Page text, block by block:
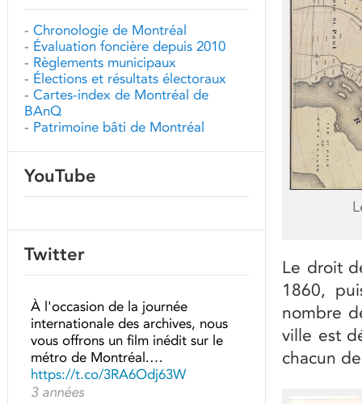
Le droit
1860,
nombre
ville est
chacun
- Chronologie de Montréal
- Évaluation foncière depuis 2010
- Règlements municipaux
- Élections et résultats électoraux
- Cartes-index de Montréal de
BAnQ
- Patrimoine bâti de Montréal
YouTube
Twitter
À l'occasion de la journée
internationale des archives, nous
vous offrons un film inédit sur le
métro de Montréal.…
https://t.co/3RA6Odj63W
3 années